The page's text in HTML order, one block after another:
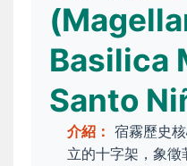
Basilica
Santo
介紹： 宿霧歷史
立的十字架，象